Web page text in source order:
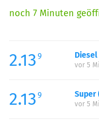
noch 7 Minuten
Mittwoch:
Donnerstag:
Samstag:
Sonntag:
2.13 9 Diesel
vor 5
2.13 9 Super
vor 5